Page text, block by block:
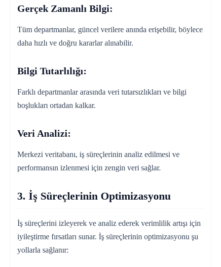
Gerçek Zamanlı Bilgi:
Tüm departmanlar, güncel verilere anında erişebilir, böylece
daha hızlı ve doğru kararlar alınabilir.
Bilgi Tutarlılığı:
Farklı departmanlar arasında veri tutarsızlıkları ve bilgi
boşlukları ortadan kalkar.
Veri Analizi:
Merkezi veritabanı, iş süreçlerinin analiz edilmesi ve
performansın izlenmesi için zengin veri sağlar.
3. İş Süreçlerinin Optimizasyonu
İş süreçlerini izleyerek ve analiz ederek verimlilik artışı için
iyileştirme fırsatları sunar. İş süreçlerinin optimizasyonu şu
yollarla sağlanır: